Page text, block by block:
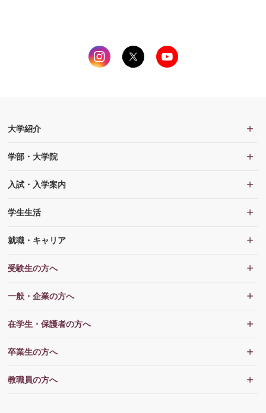
大学紹介
学部・大学院
入試・入学案内
学生生活
就職・キャリア
受験生の方へ
一般・企業の方へ
在学生・保護者の方へ
卒業生の方へ
教職員の方へ